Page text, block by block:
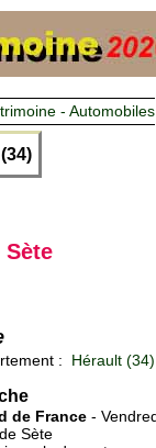
- Automobiles
: Hérault (34)
de France -
Sète